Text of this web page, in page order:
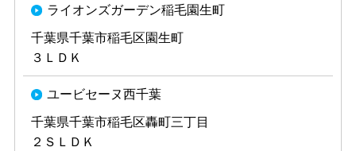
ライオンズガーデン稲毛園生町
千葉県千葉市稲毛区園生町
３ＬＤＫ
ユービセーヌ西千葉
千葉県千葉市稲毛区轟町三丁目
２ＳＬＤＫ